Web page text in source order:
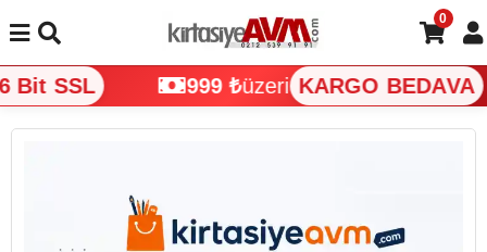
SSL 999 ₺ üzeri KARGO BEDAVA
0